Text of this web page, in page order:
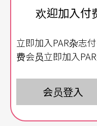
「河南范阳」4个字
孙。
台美断交，电视上
面，这是在连串的国
欢迎加入付
立即加入PAR杂志
费会员立即加入
会员登入